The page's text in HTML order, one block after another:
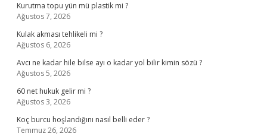
Kurutma topu yün mü plastik mi ?
Ağustos 7, 2026
Kulak akması tehlikeli mi ?
Ağustos 6, 2026
Avcı ne kadar hile bilse ayı o kadar yol bilir kimin sözü ?
Ağustos 5, 2026
60 net hukuk gelir mi ?
Ağustos 3, 2026
Koç burcu hoşlandığını nasıl belli eder ?
Temmuz 26, 2026